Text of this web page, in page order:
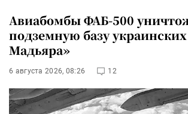
Авиабомбы ФАБ-500
подземную базу
Мадьяра»
6 августа 2026, 08:26 12